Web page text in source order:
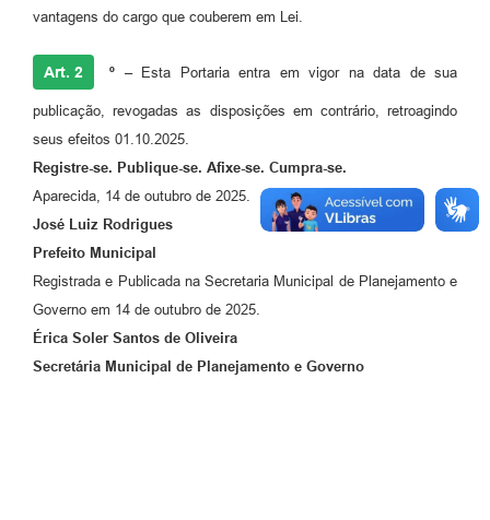
Notícias
Contato
FAQ
vantagens do cargo que couberem em Lei.
Art. 2 º – Esta Portaria entra em vigor na data de sua
publicação, revogadas as disposições em contrário, retroagindo
seus efeitos 01.10.2025.
Registre-se. Publique-se. Afixe-se. Cumpra-se.
Aparecida, 14 de outubro de 2025.
José Luiz Rodrigues
Prefeito Municipal
Registrada e Publicada na Secretaria Municipal de Planejamento e
Governo em 14 de outubro de 2025.
Érica Soler Santos de Oliveira
Secretária Municipal de Planejamento e Governo